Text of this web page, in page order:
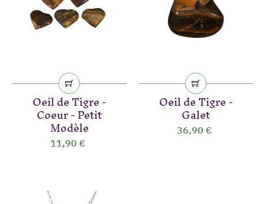
(7 avis)
Oeil de Tigre -
Coeur - Petit
Modèle
11,90 €
Oeil de Tigre -
Galet
36,90 €